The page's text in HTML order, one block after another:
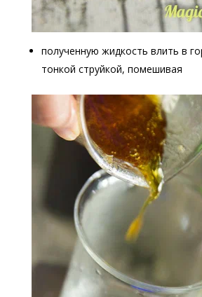
полученную жидкость влить в
тонкой струйкой, помешивая